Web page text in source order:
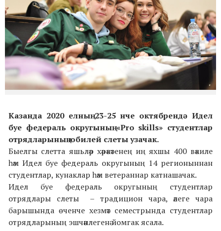
Казанда 2020 елның 23-25 нче октябрендә Идел
буе федераль округының «Pro skills» студентлар
отрядларының юбилей слеты узачак.
Быелгы слетта яшьләр хәрәкәтенең иң яхшы 400 вәкиле
һәм Идел буе федераль округының 14 регионыннан
студентлар, кунаклар һәм ветераннар катнашачак.
Идел буе федераль округының студентлар
отрядлары слеты – традицион чара, әлеге чара
барышында өченче хезмәт семестрында студентлар
отрядларының эшчәнлегенә йомгак ясала.